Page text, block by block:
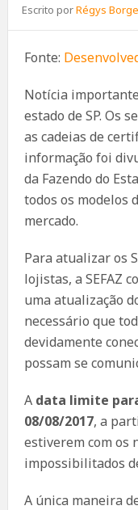
Escrito porRégys
Fonte:
Notícia
estado de SP. Os
as cadeias de
informação foi
da Fazendo do
todos os modelos
mercado.
Para atualizar os
lojistas, a SEFAZ
uma atualização
necessário que
devidamente
possam se
A data limite
08/08/2017, a
estiverem com os
impossibilitados
A única maneira